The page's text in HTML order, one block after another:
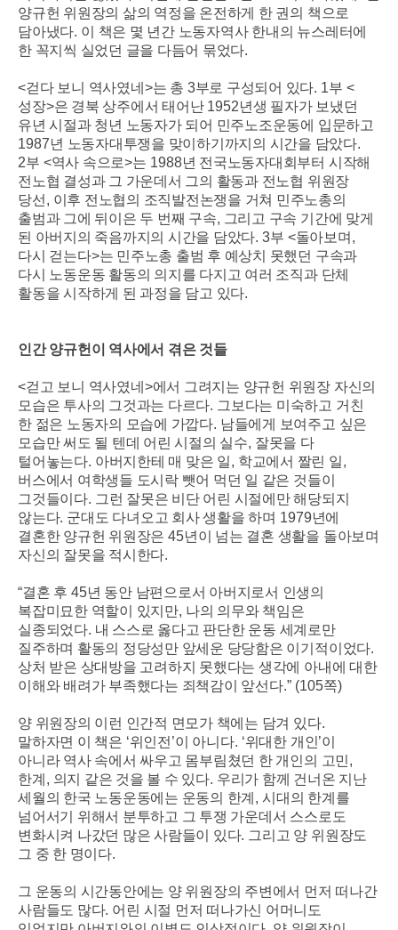
양규헌 위원장의 삶의 역정을 온전하게 한 권의 책으로
담아냈다. 이 책은 몇 년간 노동자역사 한내의 뉴스레터에
한 꼭지씩 실었던 글을 다듬어 묶었다.
<걷다 보니 역사였네 >는 총 3부로 구성되어 있다. 1부 <
성장>은 경북 상주에서 태어난 1952년생 필자가 보냈던
유년 시절과 청년 노동자가 되어 민주노조운동에 입문하고
1987년 노동자대투쟁을 맞이하기까지의 시간을 담았다.
2부 <역사 속으로>는 1988년 전국노동자대회부터 시작해
전노협 결성과 그 가운데서 그의 활동과 전노협 위원장
당선 , 이후 전노협의 조직발전논쟁을 거쳐 민주노총의
출범과 그에 뒤이은 두 번째 구속, 그리고 구속 기간에 맞게
된 아버지의 죽음까지의 시간을 담았다. 3부 <돌아보며 ,
다시 걷는다>는 민주노총 출범 후 예상치 못했던 구속과
다시 노동운동 활동의 의지를 다지고 여러 조직과 단체
활동을 시작하게 된 과정을 담고 있다.
인간 양규헌이 역사에서 겪은 것들
<걷고 보니 역사였네 >에서 그려지는 양규헌 위원장 자신의
모습은 투사의 그것과는 다르다. 그보다는 미숙하고 거친
한 젊은 노동자의 모습에 가깝다. 남들에게 보여주고 싶은
모습만 써도 될 텐데 어린 시절의 실수, 잘못을 다
털어놓는다. 아버지한테 매 맞은 일, 학교에서 짤린 일,
버스에서 여학생들 도시락 뺏어 먹던 일 같은 것들이
그것들이다. 그런 잘못은 비단 어린 시절에만 해당되지
않는다. 군대도 다녀오고 회사 생활을 하며 1979년에
결혼한 양규헌 위원장은 45년이 넘는 결혼 생활을 돌아보며
자신의 잘못을 적시한다.
“결혼 후 45년 동안 남편으로서 아버지로서 인생의
복잡미묘한 역할이 있지만, 나의 의무와 책임은
실종되었다. 내 스스로 옳다고 판단한 운동 세계로만
질주하며 활동의 정당성만 앞세운 당당함은 이기적이었다.
상처 받은 상대방을 고려하지 못했다는 생각에 아내에 대한
이해와 배려가 부족했다는 죄책감이 앞선다.” (105쪽)
양 위원장의 이런 인간적 면모가 책에는 담겨 있다.
말하자면 이 책은 ‘위인전 ’이 아니다. ‘위대한 개인’이
아니라 역사 속에서 싸우고 몸부림쳤던 한 개인의 고민 ,
한계 , 의지 같은 것을 볼 수 있다. 우리가 함께 건너온 지난
세월의 한국 노동운동에는 운동의 한계 ,시대의 한계를
넘어서기 위해서 분투하고 그 투쟁 가운데서 스스로도
변화시켜 나갔던 많은 사람들이 있다. 그리고 양 위원장도
그 중 한 명이다.
그 운동의 시간동안에는 양 위원장의 주변에서 먼저 떠나간
사람들도 많다. 어린 시절 먼저 떠나가신 어머니도